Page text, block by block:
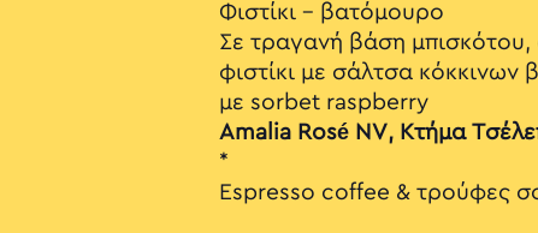
Φιστίκι – βατόμουρο
Σε τραγανή βάση
φιστίκι με σάλτσα
με sorbet raspberry
Amalia Rosé NV, Κτήμα
*
Espresso coffee & τρούφες